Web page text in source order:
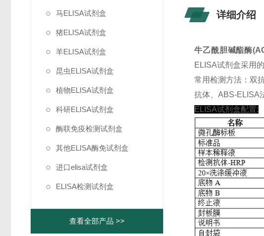
马ELISA试剂盒
猪ELISA试剂盒
羊ELISA试剂盒
昆虫ELISA试剂盒
植物ELISA试剂盒
科研ELISA试剂盒
酶联免疫检测试剂盒
其他ELISA酶免试剂盒
进口elisa试剂盒
ELISA检测试剂盒
查看全部产品 >>
详细介绍
牛乙酰胆碱酯酶
ELISA试剂盒采用
常用检测方法：双
抗体、ABS-ELISA
ELISA试剂盒配置: